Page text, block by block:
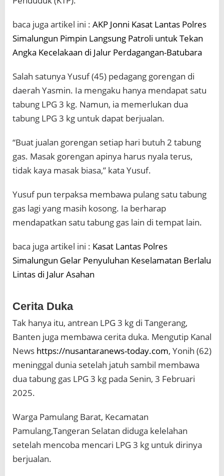
baca juga artikel ini : AKP Jonni Kasat Lantas Polres
Simalungun Pimpin Langsung Patroli untuk Tekan
Angka Kecelakaan di Jalur Perdagangan-Batubara
Salah satunya Yusuf (45) pedagang gorengan di
daerah Yasmin. Ia mengaku hanya mendapat satu
tabung LPG 3 kg. Namun, ia memerlukan dua
tabung LPG 3 kg untuk dapat berjualan.
“Buat jualan gorengan setiap hari butuh 2 tabung
gas. Masak gorengan apinya harus nyala terus,
tidak kaya masak biasa,” kata Yusuf.
Yusuf pun terpaksa membawa pulang satu tabung
gas lagi yang masih kosong. Ia berharap
mendapatkan satu tabung gas lain di tempat lain.
baca juga artikel ini : Kasat Lantas Polres
Simalungun Gelar Penyuluhan Keselamatan Berlalu
Lintas di Jalur Asahan
Cerita Duka
Tak hanya itu, antrean LPG 3 kg di Tangerang,
Banten juga membawa cerita duka. Mengutip Kanal
News https://nusantaranews-today.com, Yonih (62)
meninggal dunia setelah jatuh sambil membawa
dua tabung gas LPG 3 kg pada Senin, 3 Februari
2025.
Warga Pamulang Barat, Kecamatan
Pamulang,Tangeran Selatan diduga kelelahan
setelah mencoba mencari LPG 3 kg untuk dirinya
berjualan.